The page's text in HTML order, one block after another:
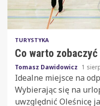
TURYSTYKA
Co warto
Tomasz Dawidowicz 1
Idealne miejsce na
Wybierając się na
uwzględnić Oleśnicę